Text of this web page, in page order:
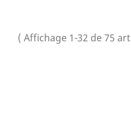
( Affichage 1-32 de 75